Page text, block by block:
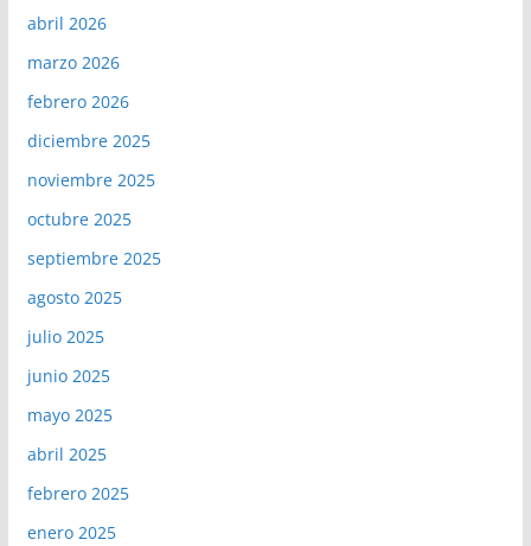
abril 2026
marzo 2026
febrero 2026
diciembre 2025
noviembre 2025
octubre 2025
septiembre 2025
agosto 2025
julio 2025
junio 2025
mayo 2025
abril 2025
febrero 2025
enero 2025